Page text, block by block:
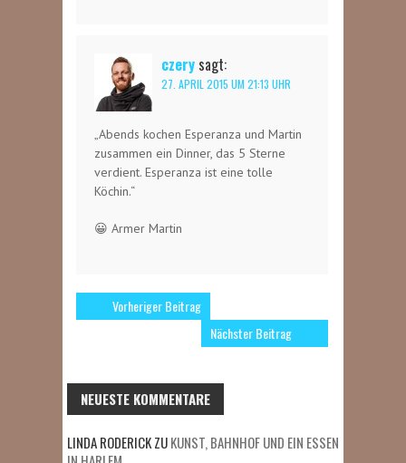
czery sagt:
27. APRIL 2015 UM 21:13 UHR
„Abends kochen Esperanza und Martin
zusammen ein Dinner, das 5 Sterne
verdient. Esperanza ist eine tolle
Köchin.“
😀 Armer Martin
Vorheriger Beitrag
Nächster Beitrag
NEUESTE KOMMENTARE
LINDA RODERICKZUKUNST, BAHNHOF UND EIN ESSEN